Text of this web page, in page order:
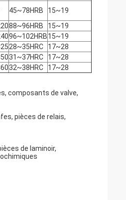
45~78HRB
15~19
88~96HRB
15~19
96~102HRB15~19
28~35HRC
17~28
31~37HRC
17~28
32~38HRC 17~28
composants de valve,
pièces de relais,
de laminoir,